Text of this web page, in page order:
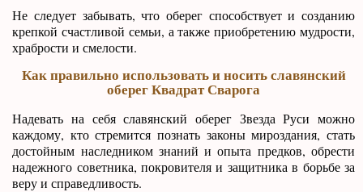
Не следует забывать, что оберег способствует и созданию
крепкой счастливой семьи, а также приобретению мудрости,
храбрости и смелости.
Как правильно использовать и носить славянский
оберег Квадрат Сварога
Надевать на себя славянский оберег Звезда Руси можно
каждому, кто стремится познать законы мироздания, стать
достойным наследником знаний и опыта предков, обрести
надежного советника, покровителя и защитника в борьбе за
веру и справедливость.